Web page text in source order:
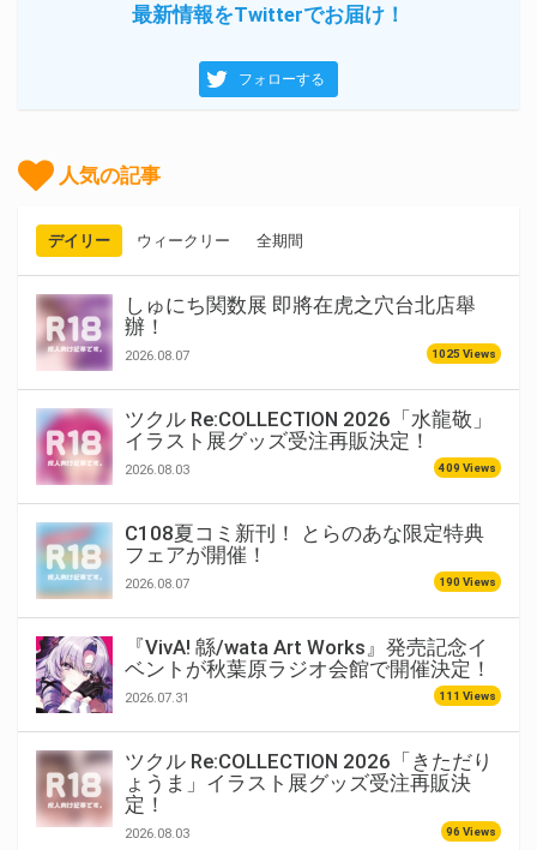
最新情報をTwitterでお届け！
フォローする
人気の記事
デイリー ウィークリー 全期間
しゅにち関数展 即將在虎之穴台北店舉
辦！
2026.08.07 1025 Views
ツクル Re:COLLECTION 2026「水龍敬」
イラスト展グッズ受注再販決定！
2026.08.03 409 Views
C108夏コミ新刊！ とらのあな限定特典
フェアが開催！
2026.08.07 190 Views
『VivA! 緜/wata Art Works』発売記念イ
ベントが秋葉原ラジオ会館で開催決定！
2026.07.31 111 Views
ツクル Re:COLLECTION 2026「きただり
ょうま」イラスト展グッズ受注再販決
定！
2026.08.03 96 Views